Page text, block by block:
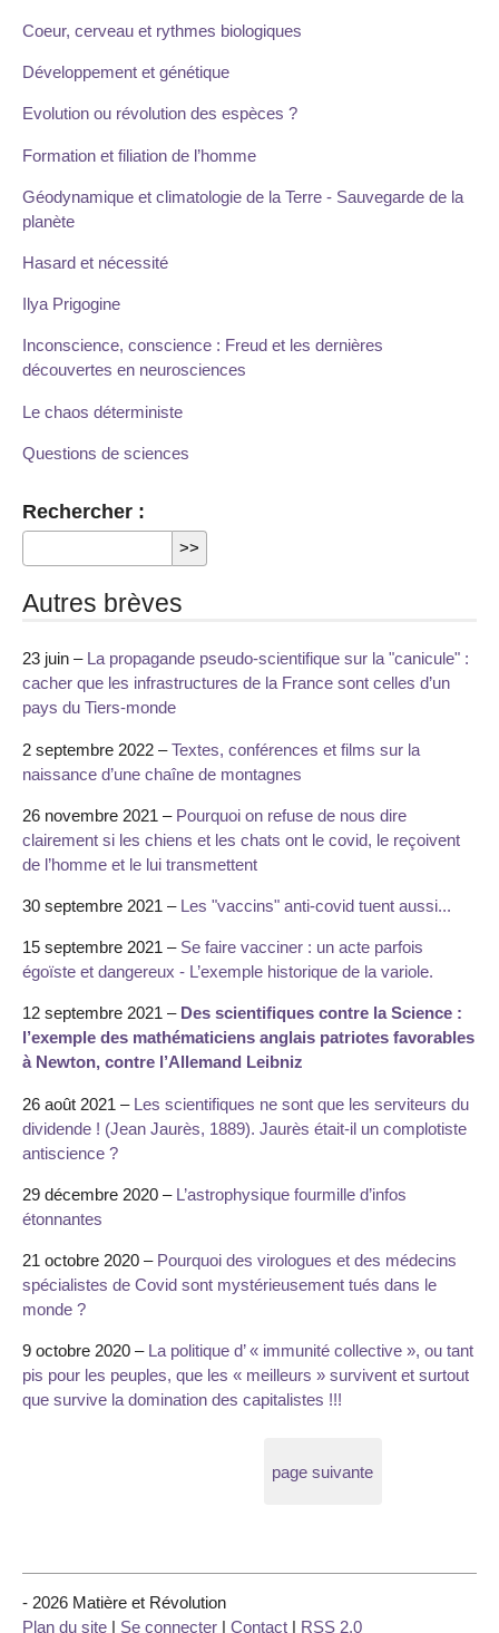
Coeur, cerveau et rythmes biologiques
Développement et génétique
Evolution ou révolution des espèces ?
Formation et filiation de l’homme
Géodynamique et climatologie de la Terre - Sauvegarde de la
planète
Hasard et nécessité
Ilya Prigogine
Inconscience, conscience : Freud et les dernières
découvertes en neurosciences
Le chaos déterministe
Questions de sciences
Rechercher :
Autres brèves
23 juin – La propagande pseudo-scientifique sur la "canicule" :
cacher que les infrastructures de la France sont celles d’un
pays du Tiers-monde
2 septembre 2022 –Textes, conférences et films sur la
naissance d’une chaîne de montagnes
26 novembre 2021 – Pourquoi on refuse de nous dire
clairement si les chiens et les chats ont le covid, le reçoivent
de l’homme et le lui transmettent
30 septembre 2021 – Les "vaccins" anti-covid tuent aussi...
15 septembre 2021 – Se faire vacciner : un acte parfois
égoïste et dangereux - L’exemple historique de la variole.
12 septembre 2021 – Des scientifiques contre la Science :
l’exemple des mathématiciens anglais patriotes favorables
à Newton, contre l’Allemand Leibniz
26 août 2021 – Les scientifiques ne sont que les serviteurs du
dividende ! (Jean Jaurès, 1889). Jaurès était-il un complotiste
antiscience ?
29 décembre 2020 – L’astrophysique fourmille d’infos
étonnantes
21 octobre 2020 – Pourquoi des virologues et des médecins
spécialistes de Covid sont mystérieusement tués dans le
monde ?
9 octobre 2020 – La politique d’ « immunité collective », ou tant
pis pour les peuples, que les « meilleurs » survivent et surtout
que survive la domination des capitalistes !!!
page suivante
- 2026 Matière et Révolution
Plan du site | Se connecter | Contact | RSS 2.0